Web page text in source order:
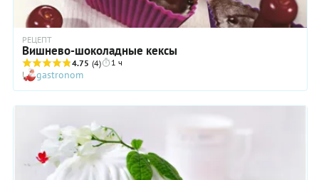
РЕЦЕПТ
Вишнево-шоколадные кексы
4.75 (4) 1 ч
gastronom